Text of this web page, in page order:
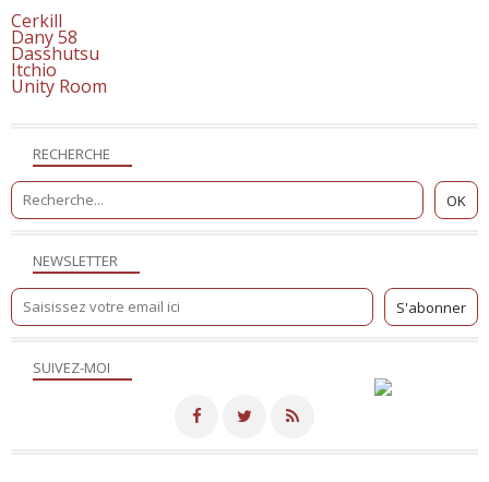
NEWSLETTER
SUIVEZ-MOI
RECHERCHE
Cerkill
Dany 58
Dasshutsu
Itchio
Unity Room